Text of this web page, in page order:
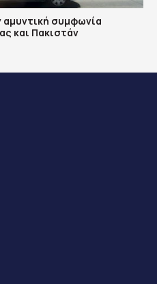
αμυντική συμφωνία
και Πακιστάν